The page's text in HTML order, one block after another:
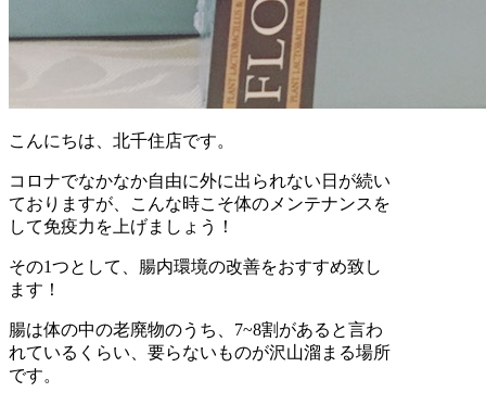
こんにちは、北千住店です。
コロナでなかなか自由に外に出られない日が続い
ておりますが、こんな時こそ体のメンテナンスを
して免疫力を上げましょう！
その1つとして、腸内環境の改善をおすすめ致し
ます！
腸は体の中の老廃物のうち、7~8割があると言わ
れているくらい、要らないものが沢山溜まる場所
です。